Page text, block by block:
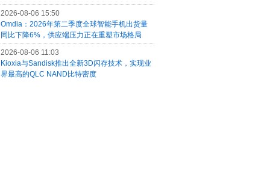
2026-08-06 15:50
Omdia：2026年第二季度全球智能手机出货量
同比下降6%，供应端压力正在重塑市场格局
2026-08-06 11:03
Kioxia与Sandisk推出全新3D闪存技术，实现业
界最高的QLC NAND比特密度